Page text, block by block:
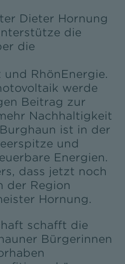
Dieter Hornung
die
die
RhönEnergie.
werde
Beitrag zur
Nachhaltigkeit
ist in der
und
Energien.
dass jetzt noch
der Region
Hornung.
schafft die
Bürgerinnen